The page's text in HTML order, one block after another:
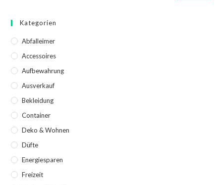
Kategorien
Abfalleimer
Accessoires
Aufbewahrung
Ausverkauf
Bekleidung
Container
Deko & Wohnen
Düfte
Energiesparen
Freizeit